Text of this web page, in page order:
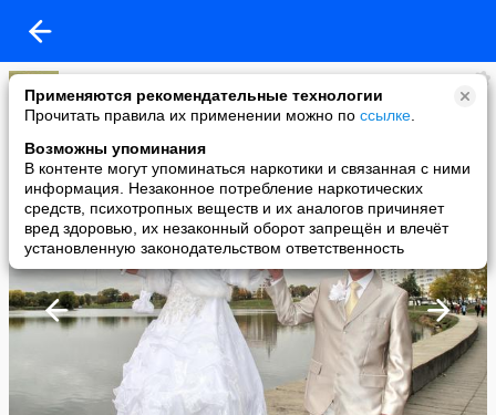
Применяются рекомендательные технологии
Прочитать правила их применении можно по ссылке
Возможны упоминания
В контенте могут упоминаться наркотики и связанная с ними
информация. Незаконное потребление наркотических
средств, психотропных веществ и их аналогов причиняет
вред здоровью, их незаконный оборот запрещён и влечёт
установленную законодательством ответственность
Екатерина Бернацкая
added a photo
09 Nov в 16:05